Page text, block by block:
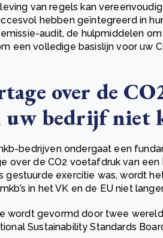
van regels kan
hebben geïntegreerd in
audit, de hulpmiddelen
een volledige basislijn voor uw
over de
uw bedrijf niet
bedrijven ondergaat een
over de CO2 voetafdruk van
gestuurde exercitie was, wordt
in het VK en de EU niet
wordt gevormd door twee
Sustainability Standards